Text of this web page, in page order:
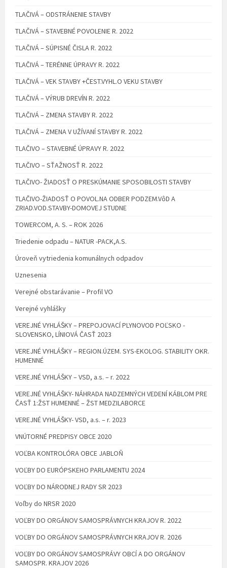
TLAČIVÁ – ODSTRÁNENIE STAVBY
TLAČIVÁ – STAVEBNÉ POVOLENIE R. 2022
TLAČIVÁ – SÚPISNÉ ČISLA R. 2022
TLAČIVÁ – TERÉNNE ÚPRAVY R. 2022
TLAČIVÁ – VEK STAVBY +ČEST.VYHL.O VEKU STAVBY
TLAČIVÁ – VÝRUB DREVÍN R. 2022
TLAČIVÁ – ZMENA STAVBY R. 2022
TLAČIVÁ – ZMENA V UŽÍVANÍ STAVBY R. 2022
TLAČIVO – STAVEBNÉ ÚPRAVY R. 2022
TLAČIVO – SŤAŽNOSŤ R. 2022
TLAČIVO- ŽIADOSŤ O PRESKÚMANIE SPOSOBILOSTI STAVBY
TLAČIVO-ŽIADOSŤ O POVOL.NA ODBER PODZEM.VôD A
ZRIAD.VOD.STAVBY-DOMOVEJ STUDNE
TOWERCOM, A. S. – ROK 2026
Triedenie odpadu – NATUR -PACK,A.S.
Úroveň vytriedenia komunálnych odpadov
Uznesenia
Verejné obstarávanie – Profil VO
Verejné vyhlášky
VEREJNÉ VYHLÁŠKY – PREPOJOVACÍ PLYNOVOD POĽSKO -
SLOVENSKO, LÍNIOVÁ ČASŤ 2023
VEREJNÉ VYHLÁŠKY – REGION.ÚZEM. SYS-EKOLOG. STABILITY OKR.
HUMENNÉ
VEREJNÉ VYHLÁŠKY – VSD, a.s. – r. 2022
VEREJNÉ VYHLÁŠKY- NÁHRADA NADZEMNÝCH VEDENÍ KÁBLOM PRE
ČASŤ 1:ŽST HUMENNÉ – ŽST MEDZILABORCE
VEREJNÉ VYHLÁŠKY- VSD, a.s. – r. 2023
VNÚTORNÉ PREDPISY OBCE 2020
VOĽBA KONTROLÓRA OBCE JABLOŇ
VOĽBY DO EURÓPSKEHO PARLAMENTU 2024
VOĽBY DO NÁRODNEJ RADY SR 2023
Voľby do NRSR 2020
VOĽBY DO ORGÁNOV SAMOSPRÁVNYCH KRAJOV R. 2022
VOĽBY DO ORGÁNOV SAMOSPRÁVNYCH KRAJOV R. 2026
VOĽBY DO ORGÁNOV SAMOSPRÁVY OBCÍ A DO ORGÁNOV
SAMOSPR. KRAJOV 2026